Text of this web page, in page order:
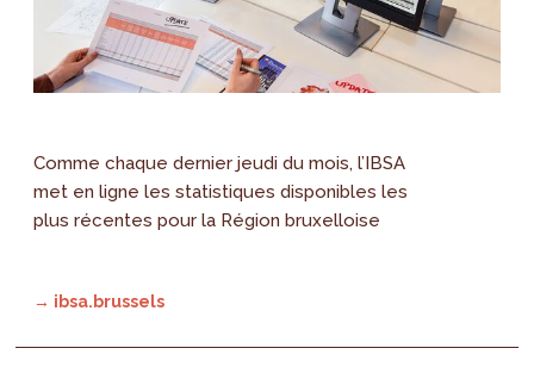
Comme chaque dernier jeudi du mois, l’IBSA
met en ligne les statistiques disponibles les
plus récentes pour la Région bruxelloise
→ ibsa.brussels